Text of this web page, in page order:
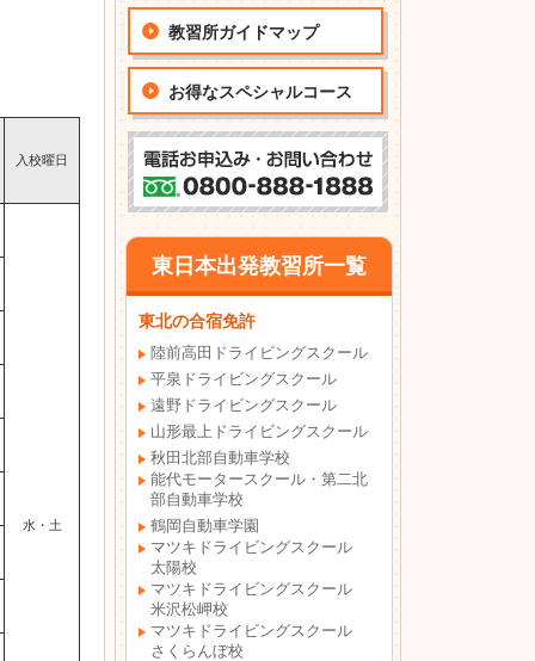
入校曜日
水・土
教習所ガイドマップ
お得なスペシャルコース
東日本出発教習所一覧
東北の合宿免許
陸前高田ドライビングスクール
平泉ドライビングスクール
遠野ドライビングスクール
山形最上ドライビングスクール
秋田北部自動車学校
能代モータースクール・第二北
部自動車学校
鶴岡自動車学園
マツキドライビングスクール
太陽校
マツキドライビングスクール
米沢松岬校
マツキドライビングスクール
さくらんぼ校